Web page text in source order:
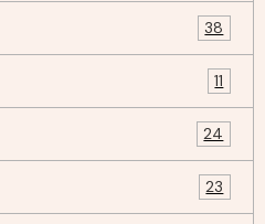
38
11
24
23